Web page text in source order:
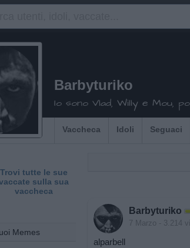
Barbyturiko
Io sono Vlad, Willy e Mou,
Vaccheca Idoli Seguaci
Trovi tutte le sue
sulla sua
vaccheca
Memes
Barbyturiko
7 Marzo - 3.214
alparbell